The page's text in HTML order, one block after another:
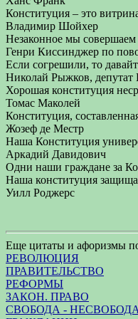
Конституция – это
Владимир Шойхер
Незаконное мы совершаем
Генри Киссинджер по
Если согрешили, то
Николай Рыжков, депутат
Хорошая конституция
Томас Маколей
Конституция,
Жозеф де Местр
Наша Конституция
Аркадий Давидович
Одни наши граждане за
Наша конституция
Уилл Роджерс
Еще цитаты и афоризмы
РЕВОЛЮЦИЯ
ПРАВИТЕЛЬСТВО
РЕФОРМЫ
ЗАКОН. ПРАВО
СВОБОДА - НЕСВОБОДА